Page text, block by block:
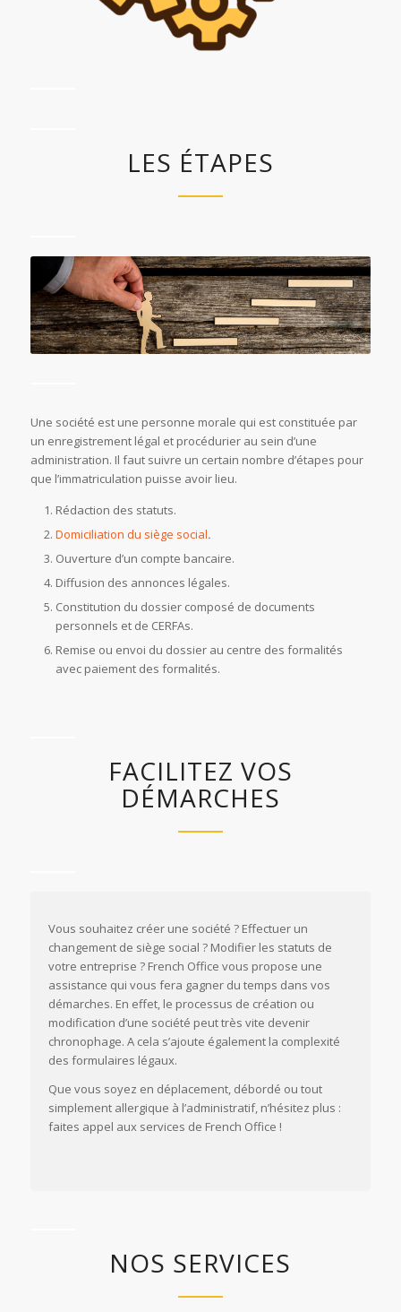
LES ÉTAPES
Une société est une personne morale qui est constituée par
un enregistrement légal et procédurier au sein d’une
administration. Il faut suivre un certain nombre d’étapes pour
que l’immatriculation puisse avoir lieu.
Rédaction des statuts.
Domiciliation du siège social.
Ouverture d’un compte bancaire.
Diffusion des annonces légales.
Constitution du dossier composé de documents
personnels et de CERFAs.
Remise ou envoi du dossier au centre des formalités
avec paiement des formalités.
FACILITEZ VOS
DÉMARCHES
Vous souhaitez créer une société ? Effectuer un
changement de siège social ? Modifier les statuts de
votre entreprise ? French Office vous propose une
assistance qui vous fera gagner du temps dans vos
démarches. En effet, le processus de création ou
modification d’une société peut très vite devenir
chronophage. A cela s’ajoute également la complexité
des formulaires légaux.
Que vous soyez en déplacement, débordé ou tout
simplement allergique à l’administratif, n’hésitez plus :
faites appel aux services de French Office !
NOS SERVICES